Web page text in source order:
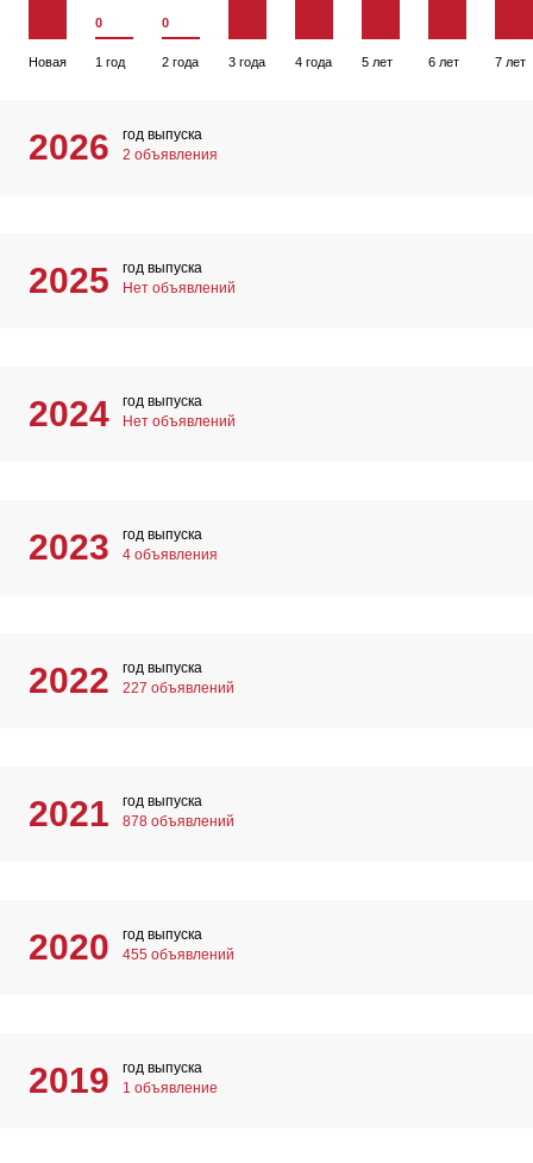
Новая
0
1 год
0
2 года 3 года 4 года 5 лет 6 лет 7 лет
2026
год выпуска
2 объявления
2025
год выпуска
Нет объявлений
2024
год выпуска
Нет объявлений
2023
год выпуска
4 объявления
2022
год выпуска
227 объявлений
2021
год выпуска
878 объявлений
2020
год выпуска
455 объявлений
2019
год выпуска
1 объявление